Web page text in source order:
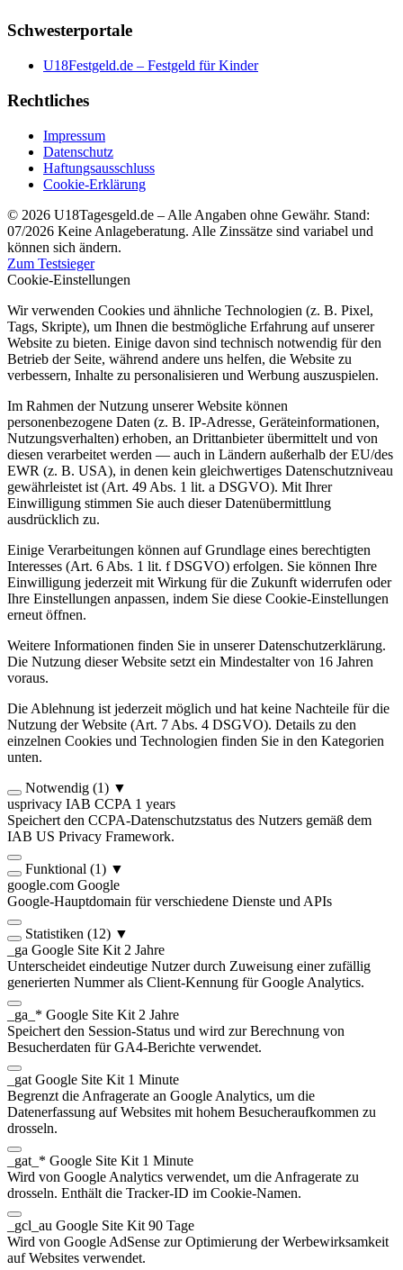
Schwesterportale
U18Festgeld.de – Festgeld für Kinder
Rechtliches
Impressum
Datenschutz
Haftungsausschluss
Cookie-Erklärung
© 2026 U18Tagesgeld.de – Alle Angaben ohne Gewähr. Stand:
07/2026 Keine Anlageberatung. Alle Zinssätze sind variabel und
können sich ändern.
Zum Testsieger
skip-to-actions
Cookie-Einstellungen
Wir verwenden Cookies und ähnliche Technologien (z. B. Pixel,
Tags, Skripte), um Ihnen die bestmögliche Erfahrung auf unserer
Website zu bieten. Einige davon sind technisch notwendig für den
Betrieb der Seite, während andere uns helfen, die Website zu
verbessern, Inhalte zu personalisieren und Werbung auszuspielen.
Im Rahmen der Nutzung unserer Website können
personenbezogene Daten (z. B. IP-Adresse, Geräteinformationen,
Nutzungsverhalten) erhoben, an Drittanbieter übermittelt und von
diesen verarbeitet werden — auch in Ländern außerhalb der EU/des
EWR (z. B. USA), in denen kein gleichwertiges Datenschutzniveau
gewährleistet ist (Art. 49 Abs. 1 lit. a DSGVO). Mit Ihrer
Einwilligung stimmen Sie auch dieser Datenübermittlung
ausdrücklich zu.
Einige Verarbeitungen können auf Grundlage eines berechtigten
Interesses (Art. 6 Abs. 1 lit. f DSGVO) erfolgen. Sie können Ihre
Einwilligung jederzeit mit Wirkung für die Zukunft widerrufen oder
Ihre Einstellungen anpassen, indem Sie diese Cookie-Einstellungen
erneut öffnen.
Weitere Informationen finden Sie in unserer Datenschutzerklärung.
Die Nutzung dieser Website setzt ein Mindestalter von 16 Jahren
voraus.
Die Ablehnung ist jederzeit möglich und hat keine Nachteile für die
Nutzung der Website (Art. 7 Abs. 4 DSGVO). Details zu den
einzelnen Cookies und Technologien finden Sie in den Kategorien
unten.
Notwendig (1) ▼
usprivacy IAB CCPA 1 years
Speichert den CCPA-Datenschutzstatus des Nutzers gemäß dem
IAB US Privacy Framework.
Funktional (1) ▼
google.com Google
Google-Hauptdomain für verschiedene Dienste und APIs
Statistiken (12) ▼
_ga Google Site Kit 2 Jahre
Unterscheidet eindeutige Nutzer durch Zuweisung einer zufällig
generierten Nummer als Client-Kennung für Google Analytics.
_ga_* Google Site Kit 2 Jahre
Speichert den Session-Status und wird zur Berechnung von
Besucherdaten für GA4-Berichte verwendet.
_gat Google Site Kit 1 Minute
Begrenzt die Anfragerate an Google Analytics, um die
Datenerfassung auf Websites mit hohem Besucheraufkommen zu
drosseln.
_gat_* Google Site Kit 1 Minute
Wird von Google Analytics verwendet, um die Anfragerate zu
drosseln. Enthält die Tracker-ID im Cookie-Namen.
_gcl_au Google Site Kit 90 Tage
Wird von Google AdSense zur Optimierung der Werbewirksamkeit
auf Websites verwendet.